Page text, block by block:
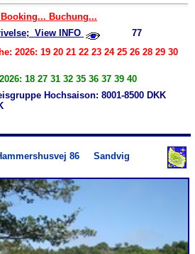
Buchung...
View INFO
77
2026: 19 20 21 22 23 24 25 26 28 29 30
18 27 31 32 35 36 37 39 40
Hochsaison: 8001-8500 DKK
86 Sandvig